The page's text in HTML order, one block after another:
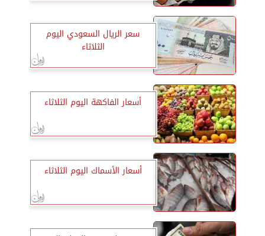
سعر الريال السعودي اليوم
الثلاثاء
أسعار الفاكهة اليوم الثلاثاء
أسعار الأسماك اليوم الثلاثاء